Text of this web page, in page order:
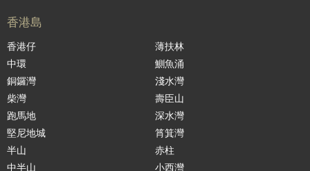
香港島
香港仔
中環
銅鑼灣
柴灣
跑馬地
堅尼地城
半山
中半山
薄扶林
鰂魚涌
淺水灣
壽臣山
深水灣
筲箕灣
赤柱
小西灣